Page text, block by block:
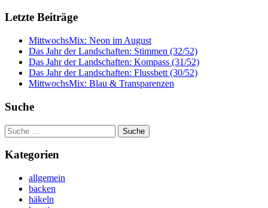
Letzte Beiträge
MittwochsMix: Neon im August
Das Jahr der Landschaften: Stimmen (32/52)
Das Jahr der Landschaften: Kompass (31/52)
Das Jahr der Landschaften: Flussbett (30/52)
MittwochsMix: Blau & Transparenzen
Suche
Suche
nach:
Kategorien
allgemein
backen
häkeln